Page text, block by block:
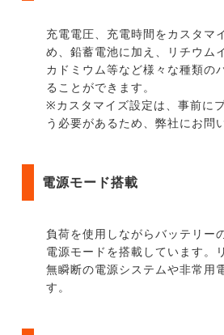
充電電圧、充電時間をカスタマ
め、鉛蓄電池に加え、リチウム
カドミウム等など様々な種類の
ることができます。
※カスタマイズ設定は、事前に
う必要があるため、弊社にお問
電源モード搭載
負荷を使用しながらバッテリー
電源モードを搭載しています。
無瞬断の電源システムや非常用
す。